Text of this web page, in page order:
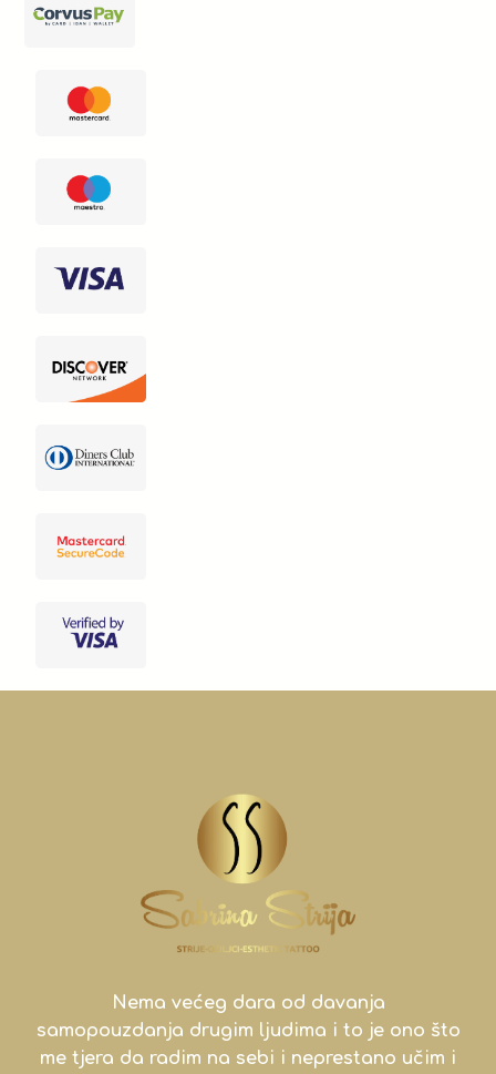
Nema većeg dara od davanja
samopouzdanja drugim ljudima i to je ono što
me tjera da radim na sebi i neprestano učim i